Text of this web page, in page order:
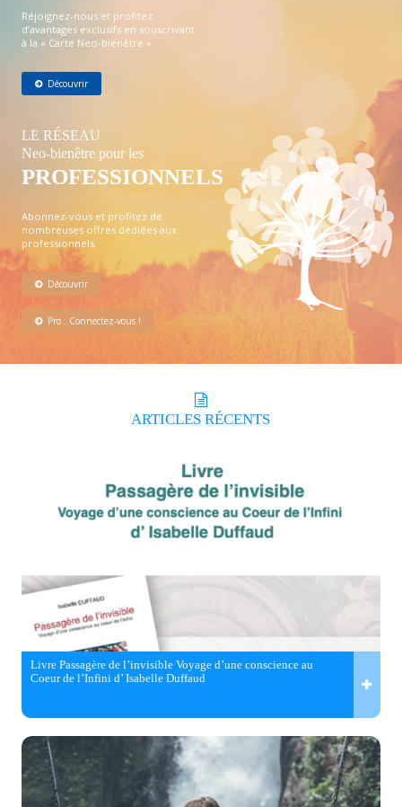
Réjoignez-nous et profitez
d’avantages exclusifs en souscrivant
à la « Carte Neo-bienêtre »
Découvrir
LE RÉSEAU
Neo-bienêtre pour les
PROFESSIONNELS
Abonnez-vous et profitez de
nombreuses offres dédiées aux
professionnels.
Découvrir
Pro : Connectez-vous !
ARTICLES RÉCENTS
Livre Passagère de l’invisible Voyage d’une conscience au
Coeur de l’Infini d’ Isabelle Duffaud